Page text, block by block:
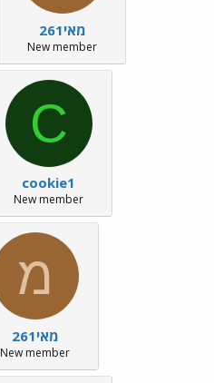
א
ר
י
ך
מאי261
New member
C
cookie1
New member
מ
מאי261
New member